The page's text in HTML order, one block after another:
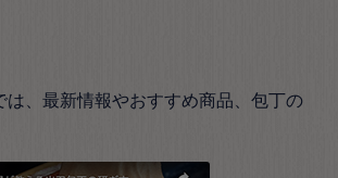
、最新情報やおすすめ商品、包丁の